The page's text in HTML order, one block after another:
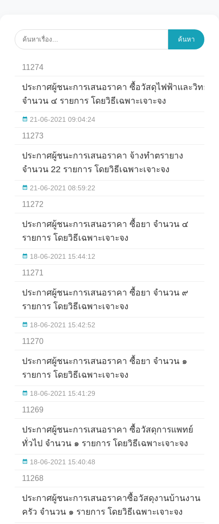
ค้นหา
11274
ประกาศผู้ชนะการเสนอราคา ซื้อวัสดุไฟฟ้าและวิทยุ
จำนวน ๔ รายการ โดยวิธีเฉพาะเจาะจง
21-06-2021 09:04:24
11273
ประกาศผู้ชนะการเสนอราคา จ้างทำตรายาง
จำนวน 22 รายการ โดยวิธีเฉพาะเจาะจง
21-06-2021 08:59:22
11272
ประกาศผู้ชนะการเสนอราคา ซื้อยา จำนวน ๔
รายการ โดยวิธีเฉพาะเจาะจง
18-06-2021 15:44:12
11271
ประกาศผู้ชนะการเสนอราคา ซื้อยา จำนวน ๙
รายการ โดยวิธีเฉพาะเจาะจง
18-06-2021 15:42:52
11270
ประกาศผู้ชนะการเสนอราคา ซื้อยา จำนวน ๑
รายการ โดยวิธีเฉพาะเจาะจง
18-06-2021 15:41:29
11269
ประกาศผู้ชนะการเสนอราคา ซื้อวัสดุการแพทย์
ทั่วไป จำนวน ๑ รายการ โดยวิธีเฉพาะเจาะจง
18-06-2021 15:40:48
11268
ประกาศผู้ชนะการเสนอราคาซื้อวัสดุงานบ้านงาน
ครัว จำนวน ๑ รายการ โดยวิธีเฉพาะเจาะจง